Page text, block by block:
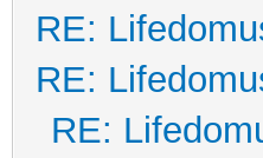
RE:
RE:
RE: